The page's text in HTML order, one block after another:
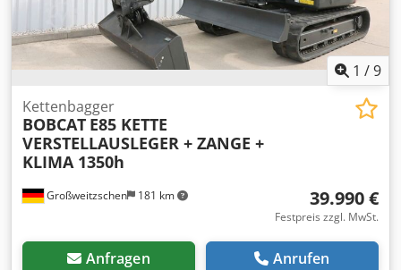
1 /9
Großweitzschen 181 km
Kettenbagger
BOBCAT E85 KETTE
VERSTELLAUSLEGER + ZANGE +
KLIMA 1350h
39.990 €
Festpreis zzgl. MwSt.
Anfragen Anrufen